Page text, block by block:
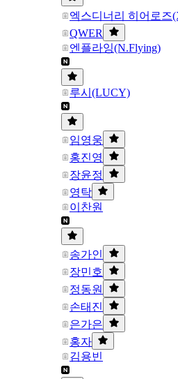
엑스디너리 히어로즈
QWER
엔플라잉(N.Flying)
루시(LUCY)
임영웅
홍진영
장윤정
영탁
이찬원
송가인
장민호
정동원
손태진
은가은
홍자
김용빈